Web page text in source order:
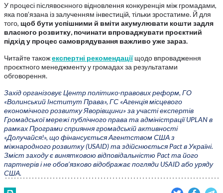
У процесі післявоєнного відновлення конкуренція між громадами,
яка пов’язана із залученням інвестицій, тільки зростатиме. Й для
того, щоб бути успішними й вміти акумулювати кошти задля
власного розвитку, починати впроваджувати проєктний
підхід у процес самоврядування важливо уже зараз.
Читайте такожекспертні рекомендаціїщодо впровадження
проєктного менеджменту у громадах за результатами
обговорення.
Захід організовує Центр політико-правових реформ, ГО
«Волинський Інститут Права», ГС «Агенція місцевого
економічного розвитку Яворівщини» за участі експертів
Громадської мережі публічного права та адміністрації UPLAN в
рамках Програми сприяння громадській активності
«Долучайся!», що фінансується Агентством США з
міжнародного розвитку (USAID) та здійснюється Pact в Україні.
Зміст заходу є винятковою відповідальністю Pact та його
партнерів і не обов’язково відображає погляди USAID або уряду
США.